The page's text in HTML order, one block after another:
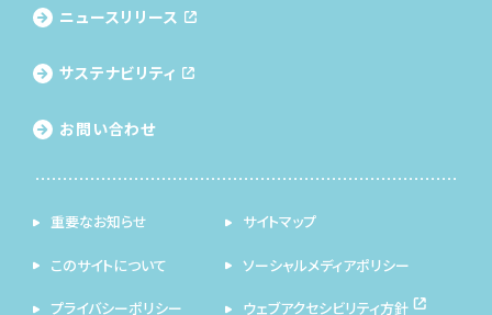
ニュースリリース
サステナビリティ
お問い合わせ
重要なお知らせ サイトマップ
このサイトについて ソーシャルメディアポリシー
プライバシーポリシー ウェブアクセシビリティ方針